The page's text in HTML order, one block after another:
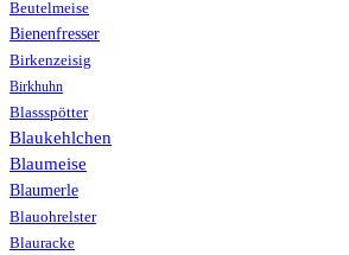
Beutelmeise
Bienenfresser
Birkenzeisig
Birkhuhn
Blassspötter
Blaukehlchen
Blaumeise
Blaumerle
Blauohrelster
Blauracke